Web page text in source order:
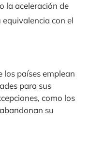
la aceleración de
equivalencia con el
los países emplean
para sus
como los
su